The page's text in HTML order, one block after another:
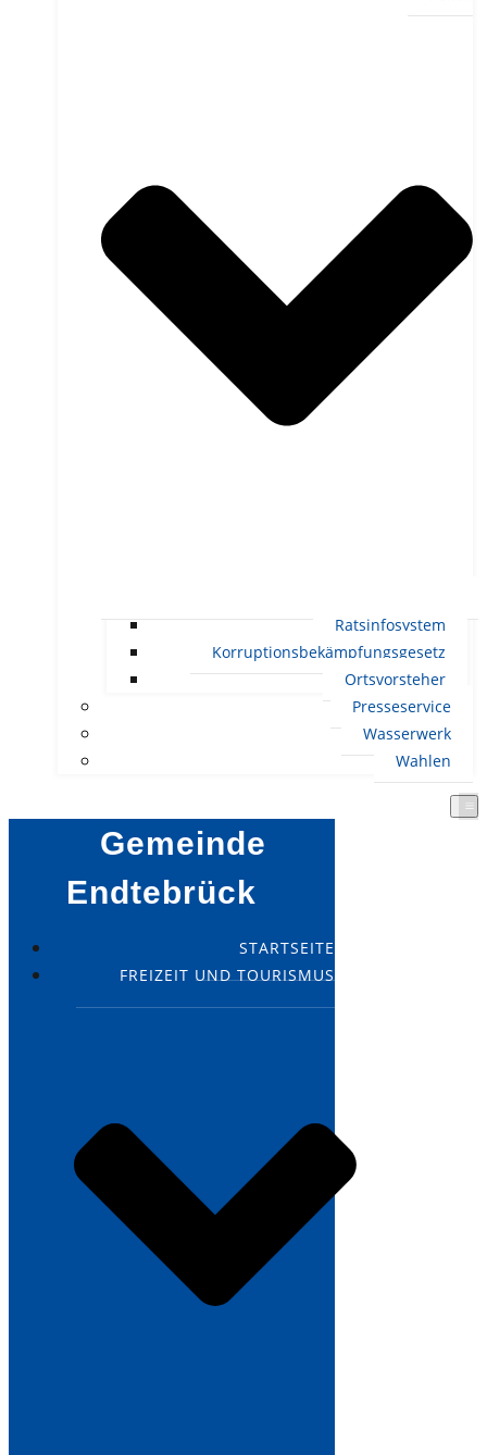
Ratsinfosystem
Korruptionsbekämpfungsgesetz
Ortsvorsteher
Presseservice
Wasserwerk
Wahlen
Gemeinde
Endtebrück
STARTSEITE
FREIZEIT UND TOURISMUS